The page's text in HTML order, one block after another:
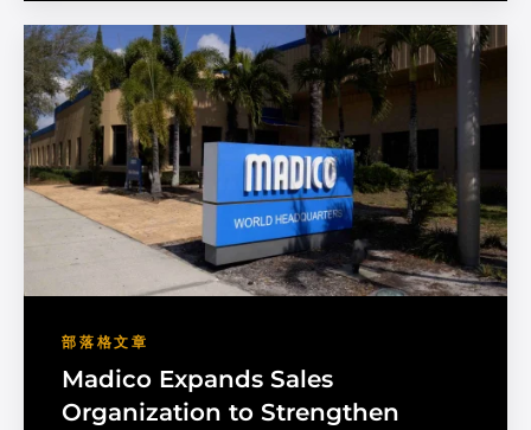
部落格文章
Madico Expands Sales
Organization to Strengthen